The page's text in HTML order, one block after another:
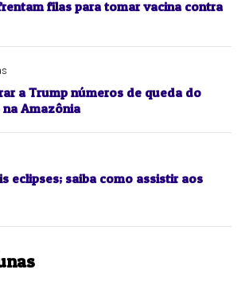
filas para tomar vacina contra
a Trump números de queda do
Amazônia
eclipses; saiba como assistir aos